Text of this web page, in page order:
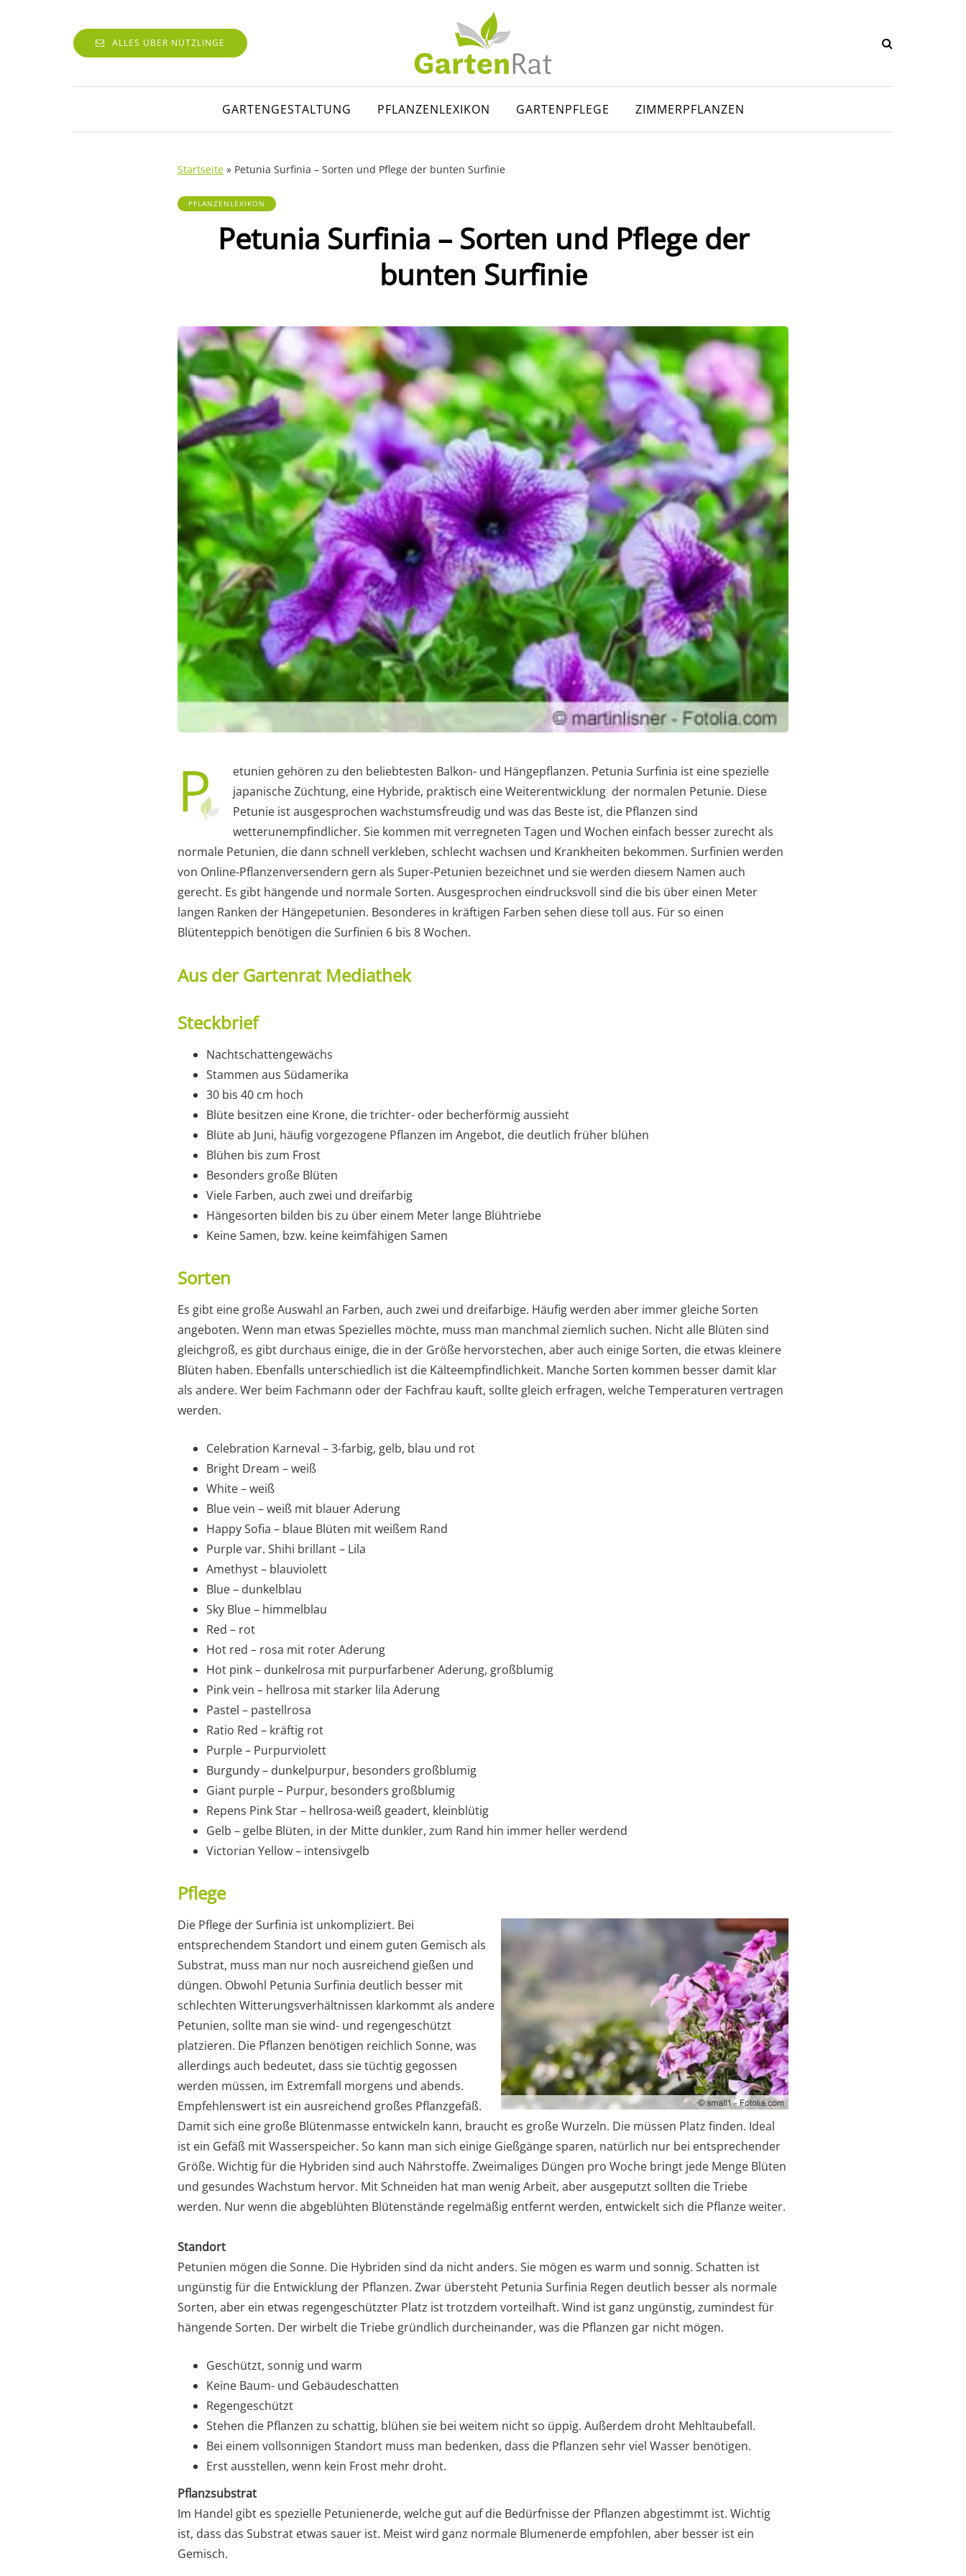
ALLES ÜBER NÜTZLINGE
GARTENGESTALTUNG PFLANZENLEXIKON GARTENPFLEGE ZIMMERPFLANZEN
Startseite » Petunia Surfinia – Sorten und Pflege der bunten Surfinie
PFLANZENLEXIKON
Petunia Surfinia – Sorten und Pflege der
bunten Surfinie
P
etunien gehören zu den beliebtesten Balkon- und Hängepflanzen. Petunia Surfinia ist eine spezielle
japanische Züchtung, eine Hybride, praktisch eine Weiterentwicklung der normalen Petunie. Diese
Petunie ist ausgesprochen wachstumsfreudig und was das Beste ist, die Pflanzen sind
wetterunempfindlicher. Sie kommen mit verregneten Tagen und Wochen einfach besser zurecht als
normale Petunien, die dann schnell verkleben, schlecht wachsen und Krankheiten bekommen. Surfinien werden
von Online-Pflanzenversendern gern als Super-Petunien bezeichnet und sie werden diesem Namen auch
gerecht. Es gibt hängende und normale Sorten. Ausgesprochen eindrucksvoll sind die bis über einen Meter
langen Ranken der Hängepetunien. Besonderes in kräftigen Farben sehen diese toll aus. Für so einen
Blütenteppich benötigen die Surfinien 6 bis 8 Wochen.
Aus der Gartenrat Mediathek
Steckbrief
Nachtschattengewächs
Stammen aus Südamerika
30 bis 40 cm hoch
Blüte besitzen eine Krone, die trichter- oder becherförmig aussieht
Blüte ab Juni, häufig vorgezogene Pflanzen im Angebot, die deutlich früher blühen
Blühen bis zum Frost
Besonders große Blüten
Viele Farben, auch zwei und dreifarbig
Hängesorten bilden bis zu über einem Meter lange Blühtriebe
Keine Samen, bzw. keine keimfähigen Samen
Sorten
Es gibt eine große Auswahl an Farben, auch zwei und dreifarbige. Häufig werden aber immer gleiche Sorten
angeboten. Wenn man etwas Spezielles möchte, muss man manchmal ziemlich suchen. Nicht alle Blüten sind
gleichgroß, es gibt durchaus einige, die in der Größe hervorstechen, aber auch einige Sorten, die etwas kleinere
Blüten haben. Ebenfalls unterschiedlich ist die Kälteempfindlichkeit. Manche Sorten kommen besser damit klar
als andere. Wer beim Fachmann oder der Fachfrau kauft, sollte gleich erfragen, welche Temperaturen vertragen
werden.
Celebration Karneval – 3-farbig, gelb, blau und rot
Bright Dream – weiß
White – weiß
Blue vein – weiß mit blauer Aderung
Happy Sofia – blaue Blüten mit weißem Rand
Purple var. Shihi brillant – Lila
Amethyst – blauviolett
Blue – dunkelblau
Sky Blue – himmelblau
Red – rot
Hot red – rosa mit roter Aderung
Hot pink – dunkelrosa mit purpurfarbener Aderung, großblumig
Pink vein – hellrosa mit starker lila Aderung
Pastel – pastellrosa
Ratio Red – kräftig rot
Purple – Purpurviolett
Burgundy – dunkelpurpur, besonders großblumig
Giant purple – Purpur, besonders großblumig
Repens Pink Star – hellrosa-weiß geadert, kleinblütig
Gelb – gelbe Blüten, in der Mitte dunkler, zum Rand hin immer heller werdend
Victorian Yellow – intensivgelb
Pflege
Die Pflege der Surfinia ist unkompliziert. Bei
entsprechendem Standort und einem guten Gemisch als
Substrat, muss man nur noch ausreichend gießen und
düngen. Obwohl Petunia Surfinia deutlich besser mit
schlechten Witterungsverhältnissen klarkommt als andere
Petunien, sollte man sie wind- und regengeschützt
platzieren. Die Pflanzen benötigen reichlich Sonne, was
allerdings auch bedeutet, dass sie tüchtig gegossen
werden müssen, im Extremfall morgens und abends.
Empfehlenswert ist ein ausreichend großes Pflanzgefäß.
Damit sich eine große Blütenmasse entwickeln kann, braucht es große Wurzeln. Die müssen Platz finden. Ideal
ist ein Gefäß mit Wasserspeicher. So kann man sich einige Gießgänge sparen, natürlich nur bei entsprechender
Größe. Wichtig für die Hybriden sind auch Nährstoffe. Zweimaliges Düngen pro Woche bringt jede Menge Blüten
und gesundes Wachstum hervor. Mit Schneiden hat man wenig Arbeit, aber ausgeputzt sollten die Triebe
werden. Nur wenn die abgeblühten Blütenstände regelmäßig entfernt werden, entwickelt sich die Pflanze weiter.
Standort
Petunien mögen die Sonne. Die Hybriden sind da nicht anders. Sie mögen es warm und sonnig. Schatten ist
ungünstig für die Entwicklung der Pflanzen. Zwar übersteht Petunia Surfinia Regen deutlich besser als normale
Sorten, aber ein etwas regengeschützter Platz ist trotzdem vorteilhaft. Wind ist ganz ungünstig, zumindest für
hängende Sorten. Der wirbelt die Triebe gründlich durcheinander, was die Pflanzen gar nicht mögen.
Geschützt, sonnig und warm
Keine Baum- und Gebäudeschatten
Regengeschützt
Stehen die Pflanzen zu schattig, blühen sie bei weitem nicht so üppig. Außerdem droht Mehltaubefall.
Bei einem vollsonnigen Standort muss man bedenken, dass die Pflanzen sehr viel Wasser benötigen.
Erst ausstellen, wenn kein Frost mehr droht.
Pflanzsubstrat
Im Handel gibt es spezielle Petunienerde, welche gut auf die Bedürfnisse der Pflanzen abgestimmt ist. Wichtig
ist, dass das Substrat etwas sauer ist. Meist wird ganz normale Blumenerde empfohlen, aber besser ist ein
Gemisch.